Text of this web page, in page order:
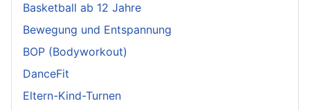
Basketball ab 12 Jahre
Bewegung und Entspannung
BOP (Bodyworkout)
DanceFit
Eltern-Kind-Turnen